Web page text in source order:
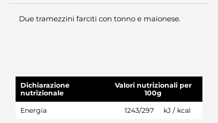
Due tramezzini farciti con tonno e maionese.
Dichiarazione
nutrizionale
Valori nutrizionali per
100g
Energia 1243/297 kJ / kcal